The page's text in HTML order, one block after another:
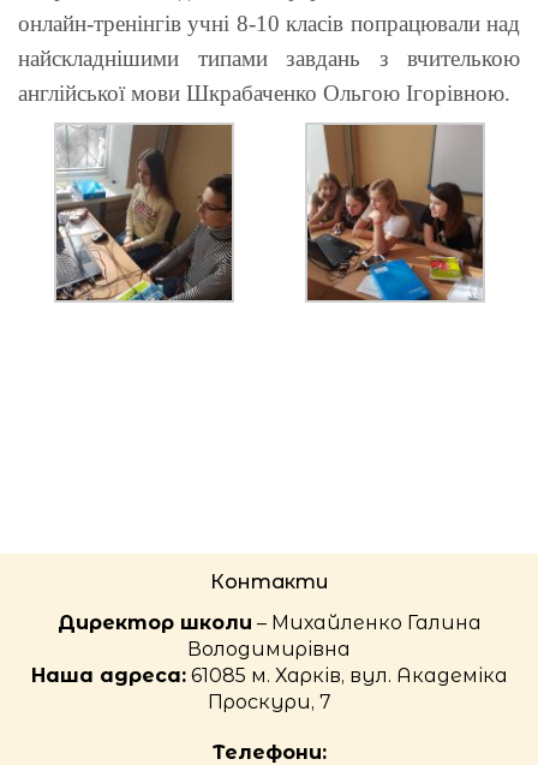
онлайн-тренінгів учні 8-10 класів попрацювали над
найскладнішими типами завдань з вчителькою
англійської мови Шкрабаченко Ольгою Ігорівною.
Контакти
Директор школи – Михайленко Галина
Володимирівна
Наша адреса:61085 м. Харків, вул. Академіка
Проскури, 7
Телефони: